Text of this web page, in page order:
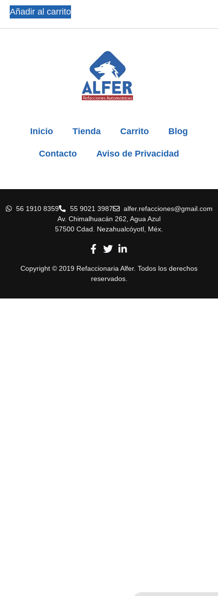
Añadir al carrito
Inicio Tienda Carrito Blog
Contacto Aviso de Privacidad
Copyright © 2019 Refaccionaria Alfer. Todos los derechos
reservados.
56 1910 8359 55 9021 3987
alfer.refacciones@gmail.com
Av. Chimalhuacán 262, Agua Azul
57500 Cdad. Nezahualcóyotl, Méx.